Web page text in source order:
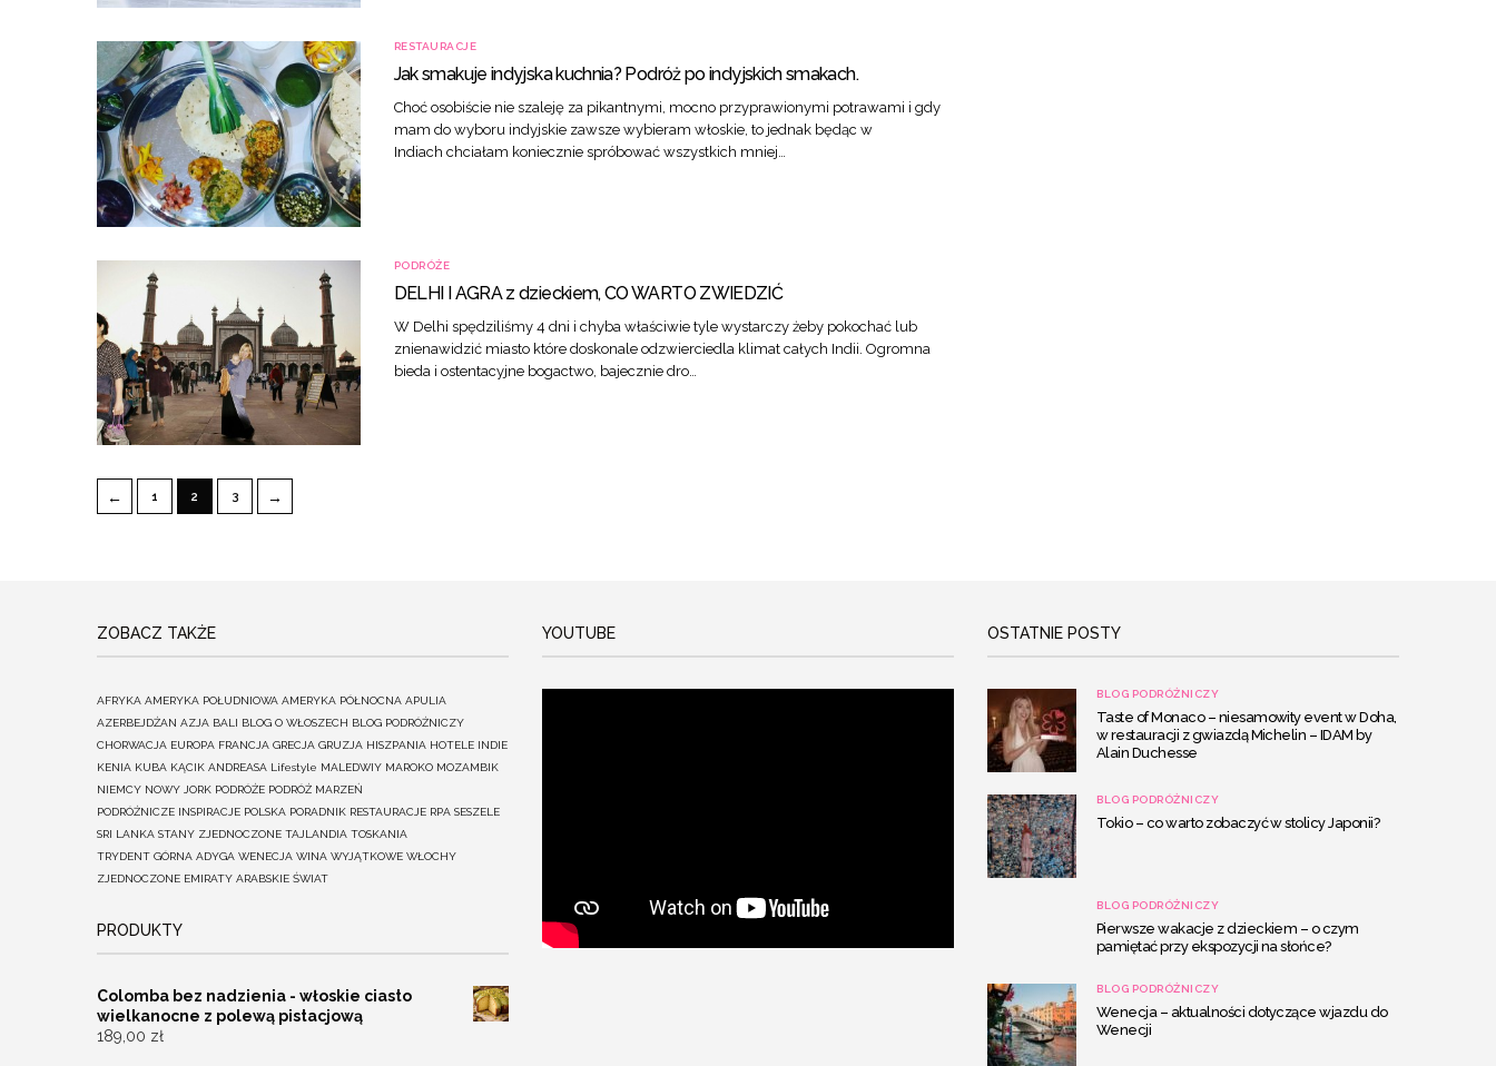
RESTAURACJE
Jak smakuje indyjska kuchnia? Podróż po indyjskich smakach.
Choć osobiście nie szaleję za pikantnymi, mocno przyprawionymi potrawami i gdy
mam do wyboru indyjskie zawsze wybieram włoskie, to jednak będąc w
Indiach chciałam koniecznie spróbować wszystkich mniej…
PODRÓŻE
DELHI I AGRA z dzieckiem, CO WARTO ZWIEDZIĆ
W Delhi spędziliśmy 4 dni i chyba właściwie tyle wystarczy żeby pokochać lub
znienawidzić miasto które doskonale odzwierciedla klimat całych Indii. Ogromna
bieda i ostentacyjne bogactwo, bajecznie dro…
← 1 2 3 →
ZOBACZ TAKŻE
AFRYKA AMERYKA POŁUDNIOWA AMERYKA PÓŁNOCNA APULIA
AZERBEJDŻAN AZJA BALI BLOG O WŁOSZECH BLOG PODRÓŻNICZY
CHORWACJA EUROPA FRANCJA GRECJA GRUZJA HISZPANIA HOTELE INDIE
KENIA KUBA KĄCIK ANDREASA Lifestyle MALEDWIY MAROKO MOZAMBIK
NIEMCY NOWY JORK PODRÓŻE PODRÓŻ MARZEŃ
PODRÓŻNICZE INSPIRACJE POLSKA PORADNIK RESTAURACJE RPA SESZELE
SRI LANKA STANY ZJEDNOCZONE TAJLANDIA TOSKANIA
TRYDENT GÓRNA ADYGA WENECJA WINA WYJĄTKOWE WŁOCHY
ZJEDNOCZONE EMIRATY ARABSKIE ŚWIAT
PRODUKTY
Colomba bez nadzienia - włoskie ciasto
wielkanocne z polewą pistacjową
189,00 zł
YOUTUBE OSTATNIE POSTY
BLOG PODRÓŻNICZY
Taste of Monaco – niesamowity event w Doha,
w restauracji z gwiazdą Michelin – IDAM by
Alain Duchesse
BLOG PODRÓŻNICZY
Tokio – co warto zobaczyć w stolicy Japonii?
BLOG PODRÓŻNICZY
Pierwsze wakacje z dzieckiem – o czym
pamiętać przy ekspozycji na słońce?
BLOG PODRÓŻNICZY
Wenecja – aktualności dotyczące wjazdu do
Wenecji